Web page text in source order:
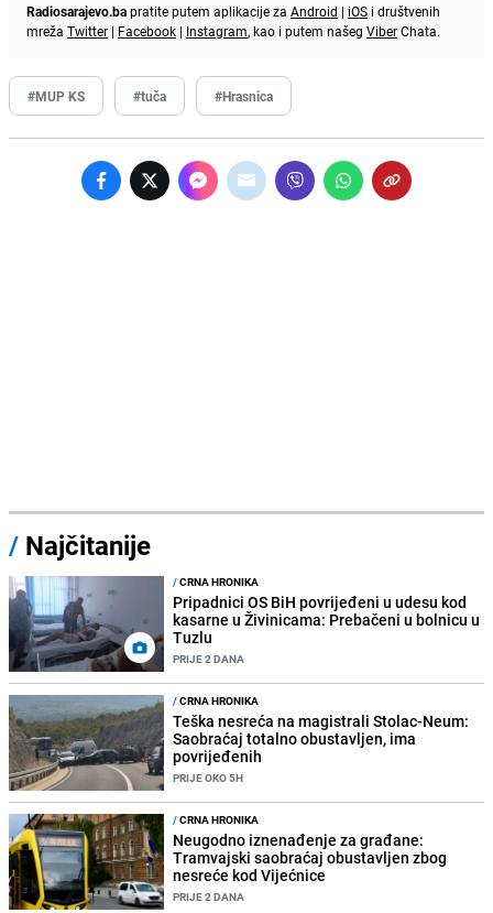
Radiosarajevo.bapratite putem aplikacije za Android | iOS i društvenih
mreža Twitter | Facebook | Instagram, kao i putem našeg ViberChata.
#MUP KS #tuča #Hrasnica
/ Najčitanije
/CRNA HRONIKA
Pripadnici OS BiH povrijeđeni u udesu kod
kasarne u Živinicama: Prebačeni u bolnicu u
Tuzlu
PRIJE 2 DANA
/CRNA HRONIKA
Teška nesreća na magistrali Stolac-Neum:
Saobraćaj totalno obustavljen, ima
povrijeđenih
PRIJE OKO 5H
/CRNA HRONIKA
Neugodno iznenađenje za građane:
Tramvajski saobraćaj obustavljen zbog
nesreće kod Vijećnice
PRIJE 2 DANA